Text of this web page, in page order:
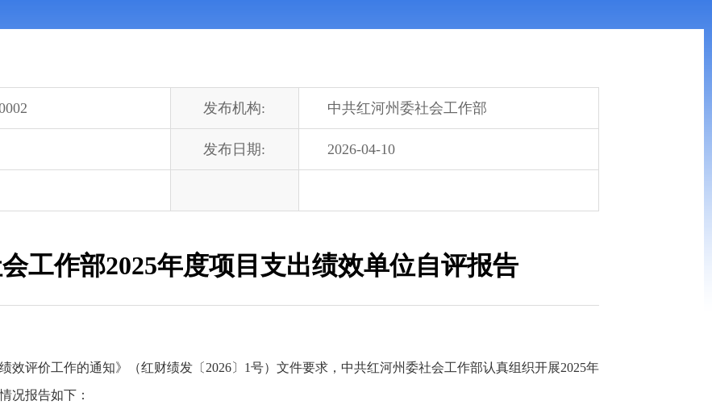
发布机构: 中共红河州委社会工作部
发布日期: 2026-04-10
工作部2025年度项目支出绩效单位自评报告
效评价工作的通知》（红财绩发〔2026〕1号）文件要求，中共红河州委社会工作部认真组织开展2025年
况报告如下：